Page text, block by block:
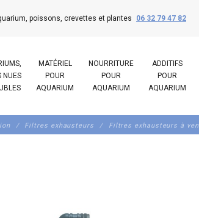
poissons, crevettes et plantes 06 32 79 47 82
NUES
MATÉRIEL
POUR
AQUARIUM
NOURRITURE
POUR
AQUARIUM
ADDITIFS
POUR
AQUARIUM
Filtres exhausteurs Filtres exhausteurs à